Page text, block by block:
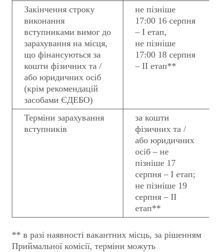
Закінчення строку
виконання
вступниками вимог до
зарахування на місця,
що фінансуються за
кошти фізичних та /
або юридичних осіб
(крім рекомендацій
засобами ЄДЕБО)
не пізніше
17:00 16 серпня
– І етап,
не пізніше
17:00 18 серпня
– ІІ етап**
Терміни зарахування
вступників
за кошти
фізичних та /
або юридичних
осіб – не
пізніше 17
серпня – І етап;
не пізніше 19
серпня – ІІ
етап**
** в разі наявності вакантних місць, за рішенням
Приймальної комісії, терміни можуть